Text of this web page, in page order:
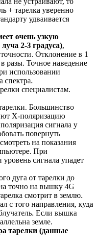
+ тарелка уверенно
удваивается
очень узкую
2-3 градуса),
Отклонение в 1
разы. Точное наведение
использовании
спектра.
специалистам.
Большинство
X-поляризацию
сигнала у
повернуть
на показания
При
сигнала упадет
дуга от тарелки до
точно на вышку 4G
смотрит в землю.
с того направления, куда
Если вышка
земле.
тарелки (данные